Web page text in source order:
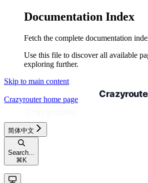
Documentation Index
Fetch the complete documentation
Use this file to discover all available
exploring further.
Skip to main content
Crazyrouterhome page
简体中文
Search...
⌘ K